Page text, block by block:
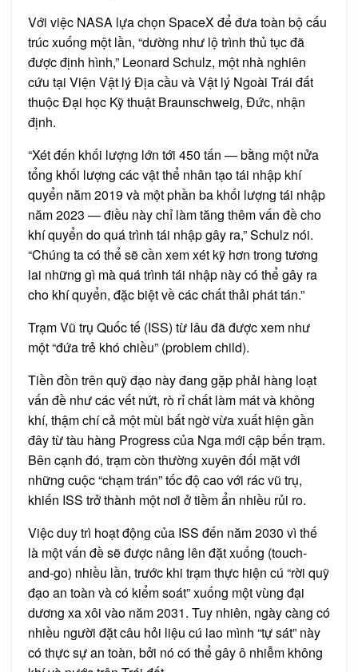
Với việc NASA lựa chọn SpaceX để đưa toàn bộ cấu
trúc xuống một lần, “dường như lộ trình thủ tục đã
được định hình,” Leonard Schulz, một nhà nghiên
cứu tại Viện Vật lý Địa cầu và Vật lý Ngoài Trái đất
thuộc Đại học Kỹ thuật Braunschweig, Đức, nhận
định.
“Xét đến khối lượng lớn tới 450 tấn — bằng một nửa
tổng khối lượng các vật thể nhân tạo tái nhập khí
quyển năm 2019 và một phần ba khối lượng tái nhập
năm 2023 — điều này chỉ làm tăng thêm vấn đề cho
khí quyển do quá trình tái nhập gây ra,” Schulz nói.
“Chúng ta có thể sẽ cần xem xét kỹ hơn trong tương
lai những gì mà quá trình tái nhập này có thể gây ra
cho khí quyển, đặc biệt về các chất thải phát tán.”
Trạm Vũ trụ Quốc tế (ISS) từ lâu đã được xem như
một “đứa trẻ khó chiều” (problem child).
Tiền đồn trên quỹ đạo này đang gặp phải hàng loạt
vấn đề như các vết nứt, rò rỉ chất làm mát và không
khí, thậm chí cả một mùi bất ngờ vừa xuất hiện gần
đây từ tàu hàng Progress của Nga mới cập bến trạm.
Bên cạnh đó, trạm còn thường xuyên đối mặt với
những cuộc “chạm trán” tốc độ cao với rác vũ trụ,
khiến ISS trở thành một nơi ở tiềm ẩn nhiều rủi ro.
Việc duy trì hoạt động của ISS đến năm 2030 vì thế
là một vấn đề sẽ được nâng lên đặt xuống (touch-
and-go) nhiều lần, trước khi trạm thực hiện cú “rời quỹ
đạo an toàn và có kiểm soát” xuống một vùng đại
dương xa xôi vào năm 2031. Tuy nhiên, ngày càng có
nhiều người đặt câu hỏi liệu cú lao mình “tự sát” này
có thực sự an toàn, bởi nó có thể gây ô nhiễm không